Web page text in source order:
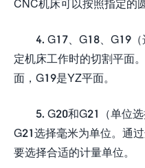
CNC机床可以按照指定的
4. G17、G18、G19
定机床工作时的切割平面
面，G19是YZ平面。
5. G20和G21（单位
G21选择毫米为单位。通
要选择合适的计量单位。